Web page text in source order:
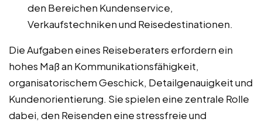
den Bereichen Kundenservice,
Verkaufstechniken und Reisedestinationen.
Die Aufgaben eines Reiseberaters erfordern ein
hohes Maß an Kommunikationsfähigkeit,
organisatorischem Geschick, Detailgenauigkeit und
Kundenorientierung. Sie spielen eine zentrale Rolle
dabei, den Reisenden eine stressfreie und